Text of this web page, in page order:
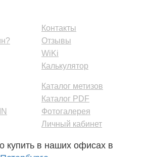
Контакты
Отзывы
WiKi
Калькулятор
Каталог метизов
Каталог PDF
Фотогалерея
Личный кабинет
купить в наших офисах в